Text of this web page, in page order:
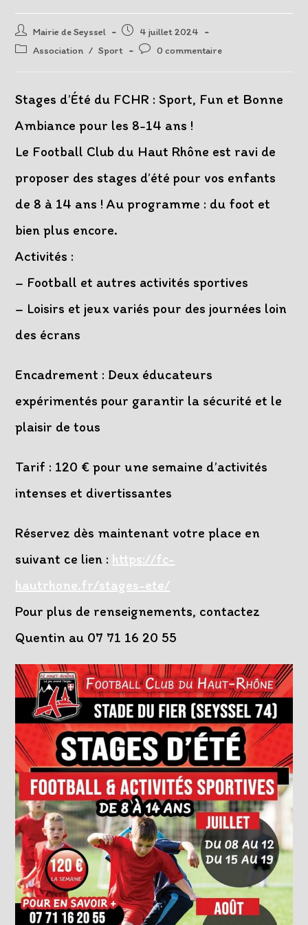
Auteur/autrice
de
Mairie de Seyssel
Post
published:
4 juillet 2024
PostAssociation / Sport
Post0 commentaire
Stages d’Été du FCHR : Sport, Fun et Bonne
Ambiance pour les 8-14 ans !
Le Football Club du Haut Rhône est ravi de
proposer des stages d’été pour vos enfants
de 8 à 14 ans ! Au programme : du foot et
bien plus encore.
Activités :
– Football et autres activités sportives
– Loisirs et jeux variés pour des journées loin
des écrans
Encadrement : Deux éducateurs
expérimentés pour garantir la sécurité et le
plaisir de tous
Tarif : 120 € pour une semaine d’activités
intenses et divertissantes
Réservez dès maintenant votre place en
suivant ce lien : https://fc-
hautrhone.fr/stages-ete/
Pour plus de renseignements, contactez
Quentin au 07 71 16 20 55